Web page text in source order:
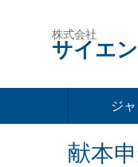
株式会社
サイエ
ジ
献本